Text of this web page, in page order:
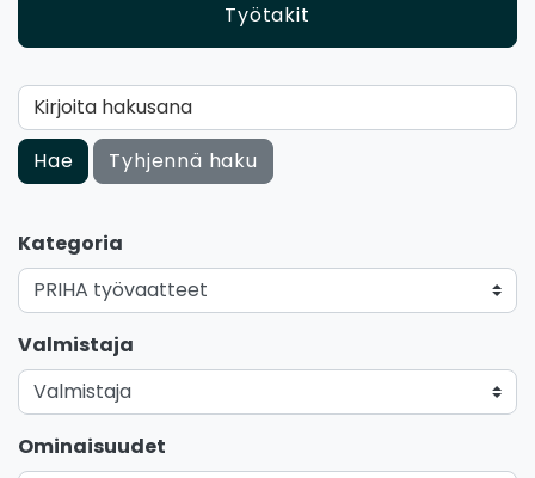
Työtakit
Kirjoita hakusana
Hae Tyhjennä haku
Kategoria
Valmistaja
Ominaisuudet